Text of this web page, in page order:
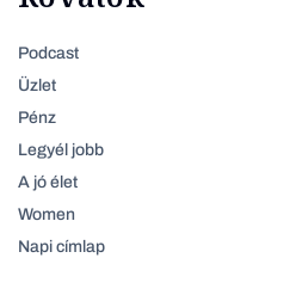
Podcast
Üzlet
Pénz
Legyél jobb
A jó élet
Women
Napi címlap